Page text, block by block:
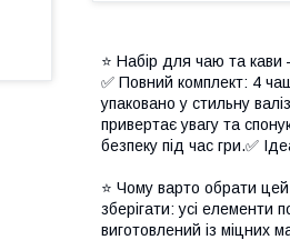
⭐ Набір для чаю та кави
✅ Повний комплект: 4
упаковано у стильну
привертає увагу та
безпеку під час гри.✅
⭐ Чому варто обрати
зберігати: усі елементи
виготовлений із міцних